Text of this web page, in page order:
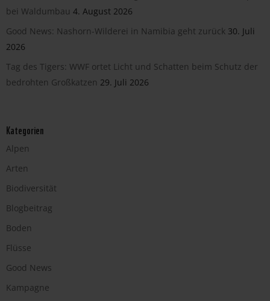
bei Waldumbau 4. August 2026
Good News: Nashorn-Wilderei in Namibia geht zurück 30. Juli
2026
Tag des Tigers: WWF ortet Licht und Schatten beim Schutz der
bedrohten Großkatzen 29. Juli 2026
Kategorien
Alpen
Arten
Biodiversität
Blogbeitrag
Boden
Flüsse
Good News
Kampagne